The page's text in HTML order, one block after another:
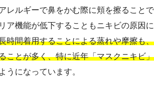
レルギーで鼻をかむ際に頬を擦ることで
ア機能が低下することもニキビの原因に
時間着用することによる蒸れや摩擦も、
ことが多く、特に近年「マスクニキビ」
うになっています。